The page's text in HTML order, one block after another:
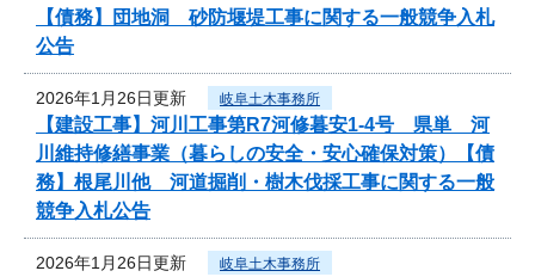
【債務】団地洞 砂防堰堤工事に関する一般競争入札
公告
2026年1月26日更新 岐阜土木事務所
【建設工事】河川工事第R7河修暮安1-4号 県単 河
川維持修繕事業（暮らしの安全・安心確保対策）【債
務】根尾川他 河道掘削・樹木伐採工事に関する一般
競争入札公告
2026年1月26日更新 岐阜土木事務所